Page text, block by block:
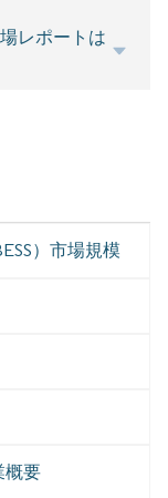
レポートは
）市場規模
概要